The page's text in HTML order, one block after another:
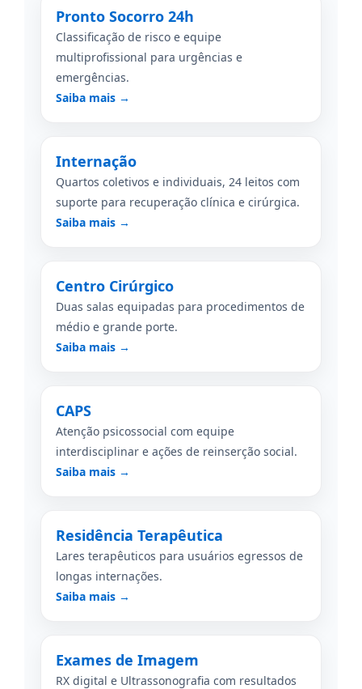
Pronto Socorro 24h
Classificação de risco e equipe
multiprofissional para urgências e
emergências.
Saiba mais →
Internação
Quartos coletivos e individuais, 24 leitos com
suporte para recuperação clínica e cirúrgica.
Saiba mais →
Centro Cirúrgico
Duas salas equipadas para procedimentos de
médio e grande porte.
Saiba mais →
CAPS
Atenção psicossocial com equipe
interdisciplinar e ações de reinserção social.
Saiba mais →
Residência Terapêutica
Lares terapêuticos para usuários egressos de
longas internações.
Saiba mais →
Exames de Imagem
RX digital e Ultrassonografia com resultados